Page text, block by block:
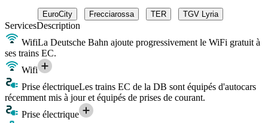
EuroCity Frecciarossa TER TGV Lyria
ServicesDescription
WifiLa Deutsche Bahn ajoute progressivement le WiFi gratuit à
ses trains EC.
Wifi
Prise électriqueLes trains EC de la DB sont équipés d'autocars
récemment mis à jour et équipés de prises de courant.
Prise électrique